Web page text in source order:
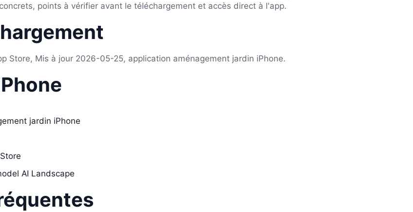
points à vérifier avant le téléchargement et accès direct à l'app.
Store, Mis à jour 2026-05-25, application aménagement jardin iPhone.
jardin iPhone
AI Landscape